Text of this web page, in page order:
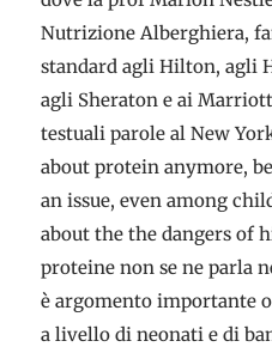
Nutrizione Alberghiera,
standard agli Hilton, agli
agli Sheraton e ai
testuali parole al New
about protein anymore,
an issue, even among
about the the dangers of
proteine non se ne parla
è argomento importante
a livello di neonati e di